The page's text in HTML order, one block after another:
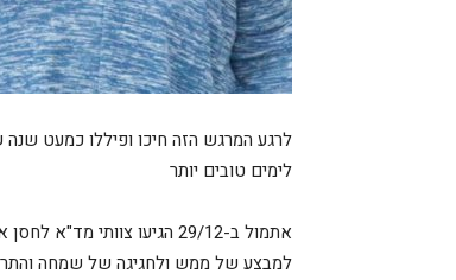
לרגע המרגש הזה חיכו ופיללו כמעט שנה
לימים טובים יותר
אתמול ב-29/12 הגיעו צוותי
למבצע של ממש ולחגיגה של שמחה